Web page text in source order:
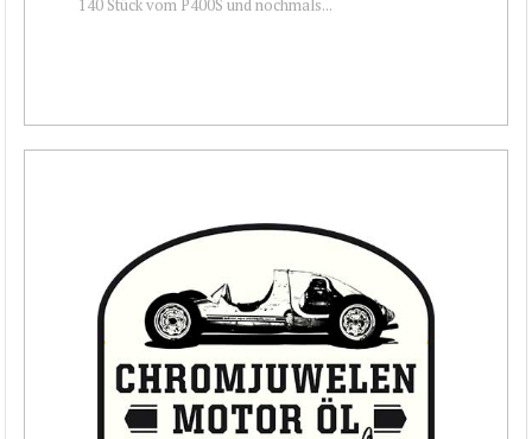
140 Stück vom P400S und nochmals...